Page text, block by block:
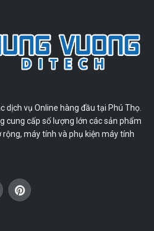
dịch vụ Online hàng đầu tại Phú Thọ.
cung cấp số lượng lớn các sản phẩm
máy tính và phụ kiện máy tính